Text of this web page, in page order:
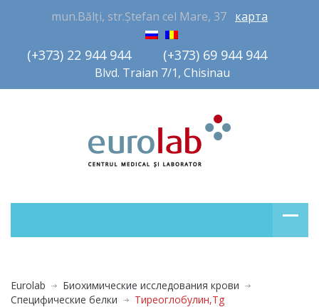
mun.Bălți, str.Ștefan cel Mare, 37 карта
(+373) 22 944 944         (+373) 69 944 944
Blvd. Traian 7/1, Chisinau
Eurolab
Биохимические исследования крови
Специфические белки
Тиреоглобулин,Тg